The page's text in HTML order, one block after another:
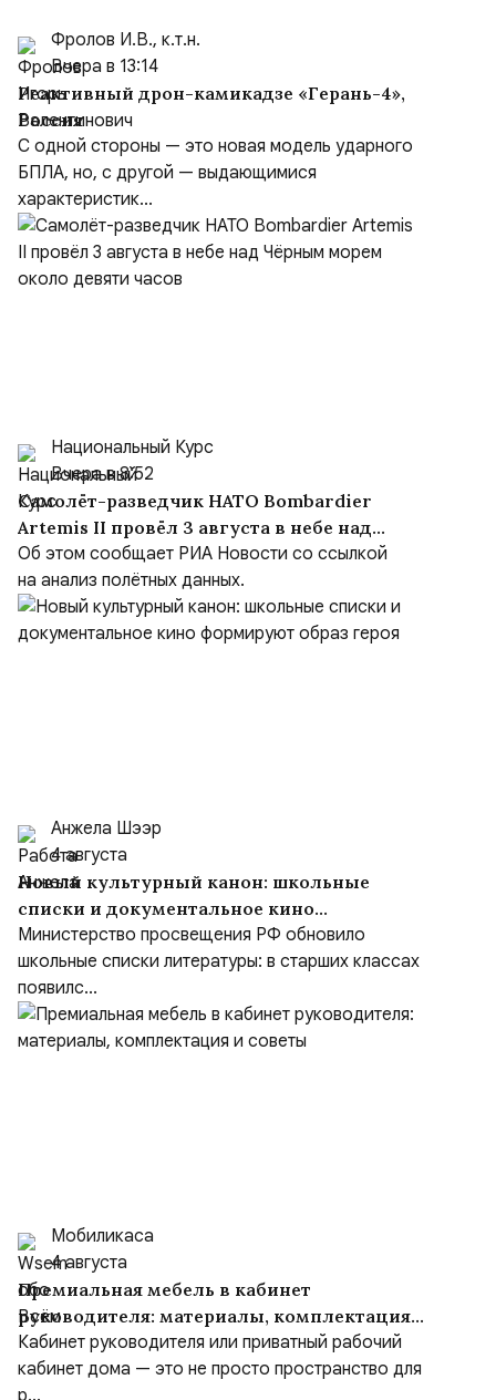
Фролов И.В., к.т.н.
Вчера в 13:14
Реактивный дрон-камикадзе «Герань-4»,
Россия
С одной стороны — это новая модель ударного
БПЛА, но, с другой — выдающимися
характеристик...
Национальный Курс
Вчера в 8:52
Самолёт-разведчик НАТО Bombardier
Artemis II провёл 3 августа в небе над
Чёрным морем около девяти часов
Об этом сообщает РИА Новости со ссылкой
на анализ полётных данных.
Анжела Шээр
4 августа
Новый культурный канон: школьные
списки и документальное кино
формируют образ героя
Министерство просвещения РФ обновило
школьные списки литературы: в старших классах
появилс...
Мобиликаса
4 августа
Премиальная мебель в кабинет
руководителя: материалы, комплектация
и советы
Кабинет руководителя или приватный рабочий
кабинет дома — это не просто пространство для
р...